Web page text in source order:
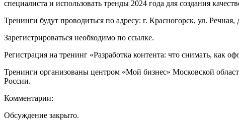
специалиста и использовать тренды 2024 года для создания
Тренинги будут проводиться по адресу: г. Красногорск, ул.
Зарегистрироваться необходимо по ссылке.
Регистрация на тренинг «Разработка контента: что снимать, как
Тренинги организованы центром «Мой бизнес» Московской
России.
Комментарии:
Обсуждение закрыто.